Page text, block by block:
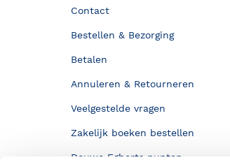
Contact
Bestellen & Bezorging
Betalen
Annuleren & Retourneren
Veelgestelde vragen
Zakelijk boeken bestellen
Douwe Egberts punten